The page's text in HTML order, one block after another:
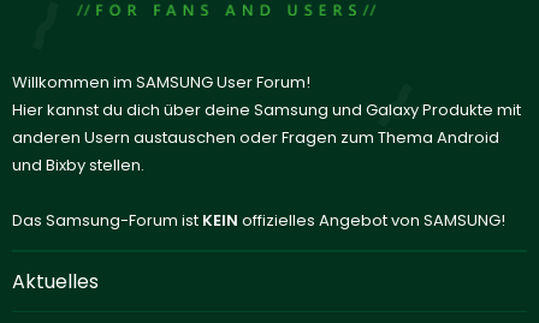
Willkommen im SAMSUNG User Forum!
Hier kannst du dich über deine Samsung und Galaxy Produkte mit
anderen Usern austauschen oder Fragen zum Thema Android
und Bixby stellen.
Das Samsung-Forum ist KEIN offizielles Angebot von SAMSUNG!
Aktuelles